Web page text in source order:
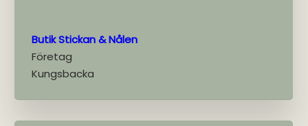
Butik Stickan & Nålen
Företag
Kungsbacka